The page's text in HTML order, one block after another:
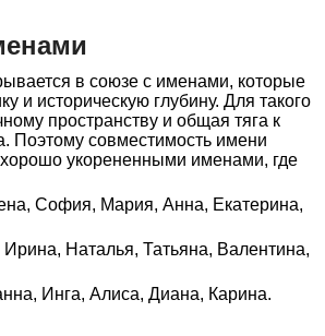
в союзе с именами, которые
и историческую глубину. Для такого
пространству и общая тяга к
Поэтому совместимость имени
укорененными именами, где
София, Мария, Анна, Екатерина,
Ирина, Наталья, Татьяна, Валентина,
Инга, Алиса, Диана, Карина.